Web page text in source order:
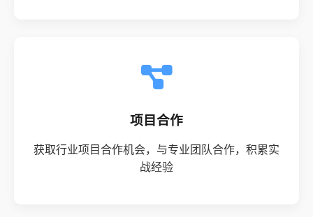
项目合作
获取行业项目合作机会，与专业团队合作，积累实
战经验